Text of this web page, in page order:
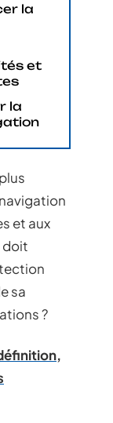
la
et
la
et aux
doit
sa
?